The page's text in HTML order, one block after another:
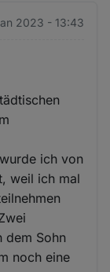
2023 - 13:43
ich von
weil ich mal
dem Sohn
noch eine